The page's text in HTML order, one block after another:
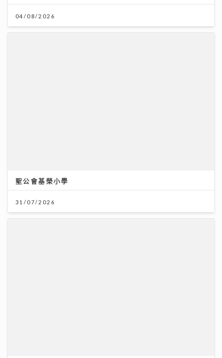
04/08/2026
聖公會基榮小學
31/07/2026